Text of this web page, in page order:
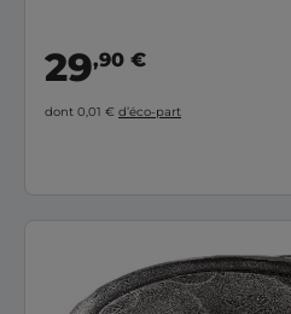
29,90 €
dont 0,01 € d’éco-part